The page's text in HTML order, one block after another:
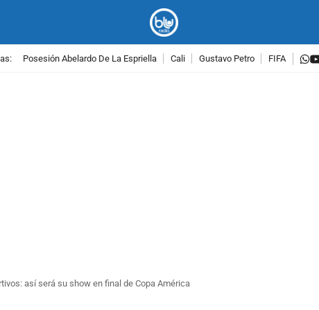
Posesión Abelardo De La Espriella Cali Gustavo Petro FIFA
así será su show en final de Copa América